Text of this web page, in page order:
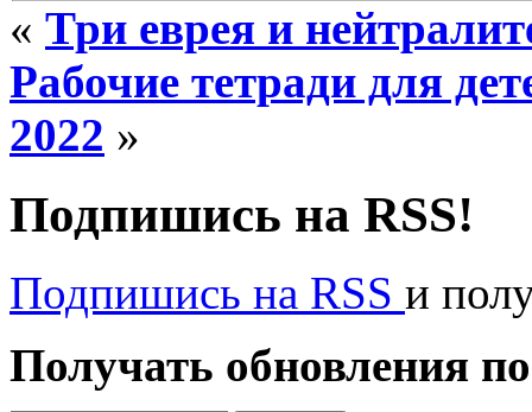
« Три еврея и
Рабочие тетради для
2022 »
Подпишись на RSS!
Подпишись на RSS и
Получать обновления